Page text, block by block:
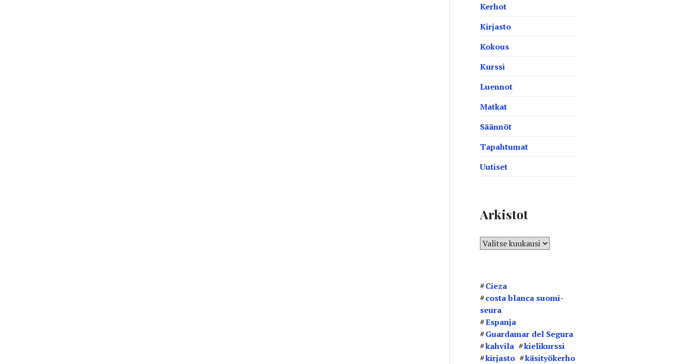
Kerhot
Kirjasto
Kokous
Kurssi
Luennot
Matkat
Säännöt
Tapahtumat
Uutiset
Arkistot
A
s
t
o
t
Cieza
costa blanca suomi-
seura
Espanja
Guardamar del Segura
kahvila
kielikurssi
kirjasto
käsityökerho